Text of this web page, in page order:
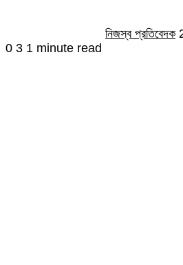
নিজস্ব প্রতিবেদক
0 3 1 minute read